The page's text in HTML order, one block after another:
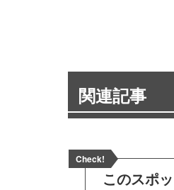
関連記事
Check!
このスポ